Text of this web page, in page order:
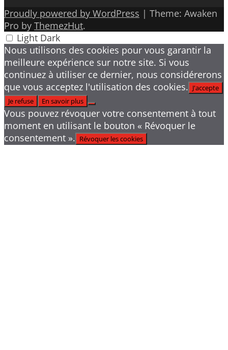
Proudly powered by WordPress | Theme: Awaken
Pro by ThemezHut.
Light Dark
Nous utilisons des cookies pour vous garantir la
meilleure expérience sur notre site. Si vous
continuez à utiliser ce dernier, nous considérerons
que vous acceptez l'utilisation des cookies. J'accepte
Je refuse
En savoir plus
Vous pouvez révoquer votre consentement à tout
moment en utilisant le bouton « Révoquer le
consentement ». Révoquer les cookies